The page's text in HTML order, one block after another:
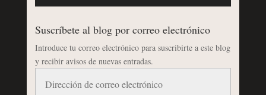
Suscríbete al blog por correo electrónico
Introduce tu correo electrónico para suscribirte a este blog
y recibir avisos de nuevas entradas.